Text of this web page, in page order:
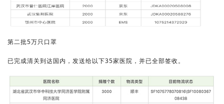
第二批5万只口罩
已完成清关到达国内，发送给以下35家医院，并已全部签收。